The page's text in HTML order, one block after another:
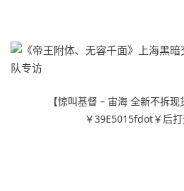
【惊叫基督 – 宙海 全新不拆
￥39E5015fdot￥后